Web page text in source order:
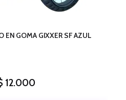
EN GOMA GIXXER SF AZUL
12.000